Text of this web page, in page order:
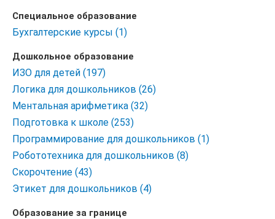
Специальное образование
Бухгалтерские курсы (1)
Дошкольное образование
ИЗО для детей (197)
Логика для дошкольников (26)
Ментальная арифметика (32)
Подготовка к школе (253)
Программирование для дошкольников (1)
Робототехника для дошкольников (8)
Скорочтение (43)
Этикет для дошкольников (4)
Образование за границе